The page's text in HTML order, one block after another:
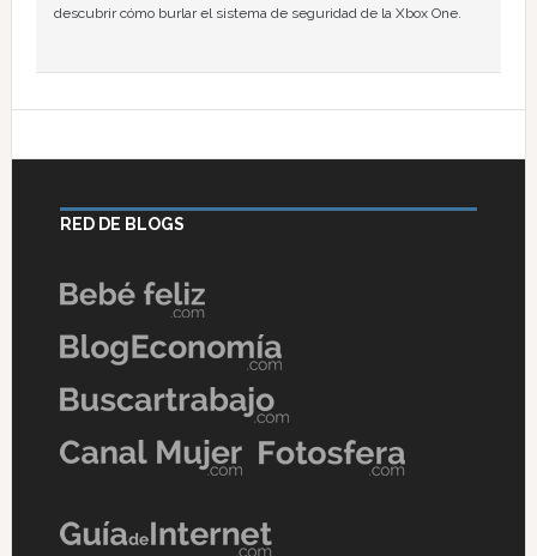
descubrir cómo burlar el sistema de seguridad de la Xbox One.
RED DE BLOGS